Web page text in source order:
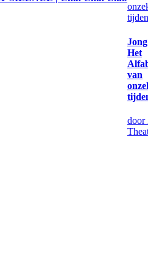
tijden
Het
van
door